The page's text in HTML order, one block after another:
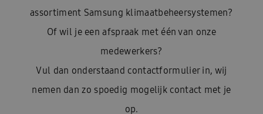
assortiment Samsung klimaatbeheersystemen?
Of wil je een afspraak met één van onze
medewerkers?
Vul dan onderstaand contactformulier in, wij
nemen dan zo spoedig mogelijk contact met je
op.